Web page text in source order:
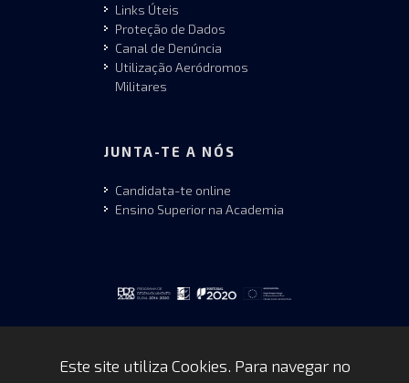
Links Úteis
Proteção de Dados
Canal de Denúncia
Utilização Aeródromos
Militares
JUNTA-TE A NÓS
Candidata-te online
Ensino Superior na Academia
Este site utiliza Cookies. Para navegar no